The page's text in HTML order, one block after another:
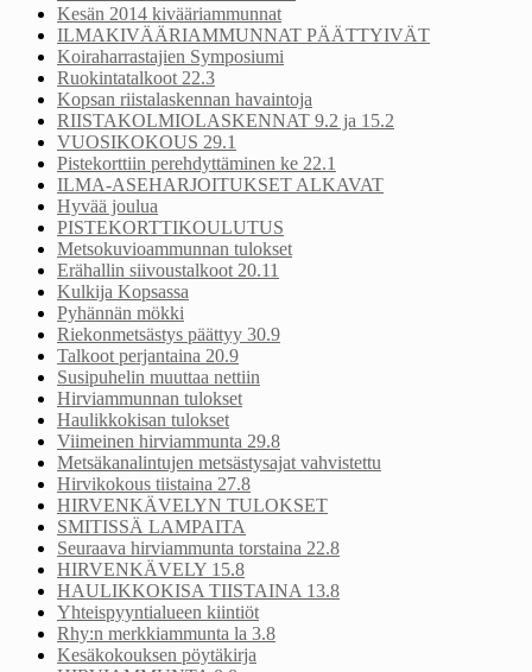
Kesän 2014 kivääriammunnat
ILMAKIVÄÄRIAMMUNNAT PÄÄTTYIVÄT
Koiraharrastajien Symposiumi
Ruokintatalkoot 22.3
Kopsan riistalaskennan havaintoja
RIISTAKOLMIOLASKENNAT 9.2 ja 15.2
VUOSIKOKOUS 29.1
Pistekorttiin perehdyttäminen ke 22.1
ILMA-ASEHARJOITUKSET ALKAVAT
Hyvää joulua
PISTEKORTTIKOULUTUS
Metsokuvioammunnan tulokset
Erähallin siivoustalkoot 20.11
Kulkija Kopsassa
Pyhännän mökki
Riekonmetsästys päättyy 30.9
Talkoot perjantaina 20.9
Susipuhelin muuttaa nettiin
Hirviammunnan tulokset
Haulikkokisan tulokset
Viimeinen hirviammunta 29.8
Metsäkanalintujen metsästysajat vahvistettu
Hirvikokous tiistaina 27.8
HIRVENKÄVELYN TULOKSET
SMITISSÄ LAMPAITA
Seuraava hirviammunta torstaina 22.8
HIRVENKÄVELY 15.8
HAULIKKOKISA TIISTAINA 13.8
Yhteispyyntialueen kiintiöt
Rhy:n merkkiammunta la 3.8
Kesäkokouksen pöytäkirja